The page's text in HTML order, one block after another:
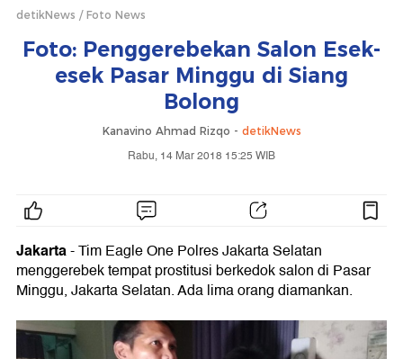
detikNews Foto News
Foto: Penggerebekan Salon Esek-
esek Pasar Minggu di Siang
Bolong
Kanavino Ahmad Rizqo - detikNews
Rabu, 14 Mar 2018 15:25 WIB
Jakarta- Tim Eagle One Polres Jakarta Selatan
menggerebek tempat prostitusi berkedok salon di Pasar
Minggu, Jakarta Selatan. Ada lima orang diamankan.